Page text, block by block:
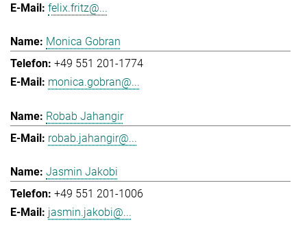
felix.fritz@...
Monica Gobran
+49 551 201-1774
monica.gobran@...
Robab Jahangir
robab.jahangir@...
Jasmin Jakobi
+49 551 201-1006
jasmin.jakobi@...